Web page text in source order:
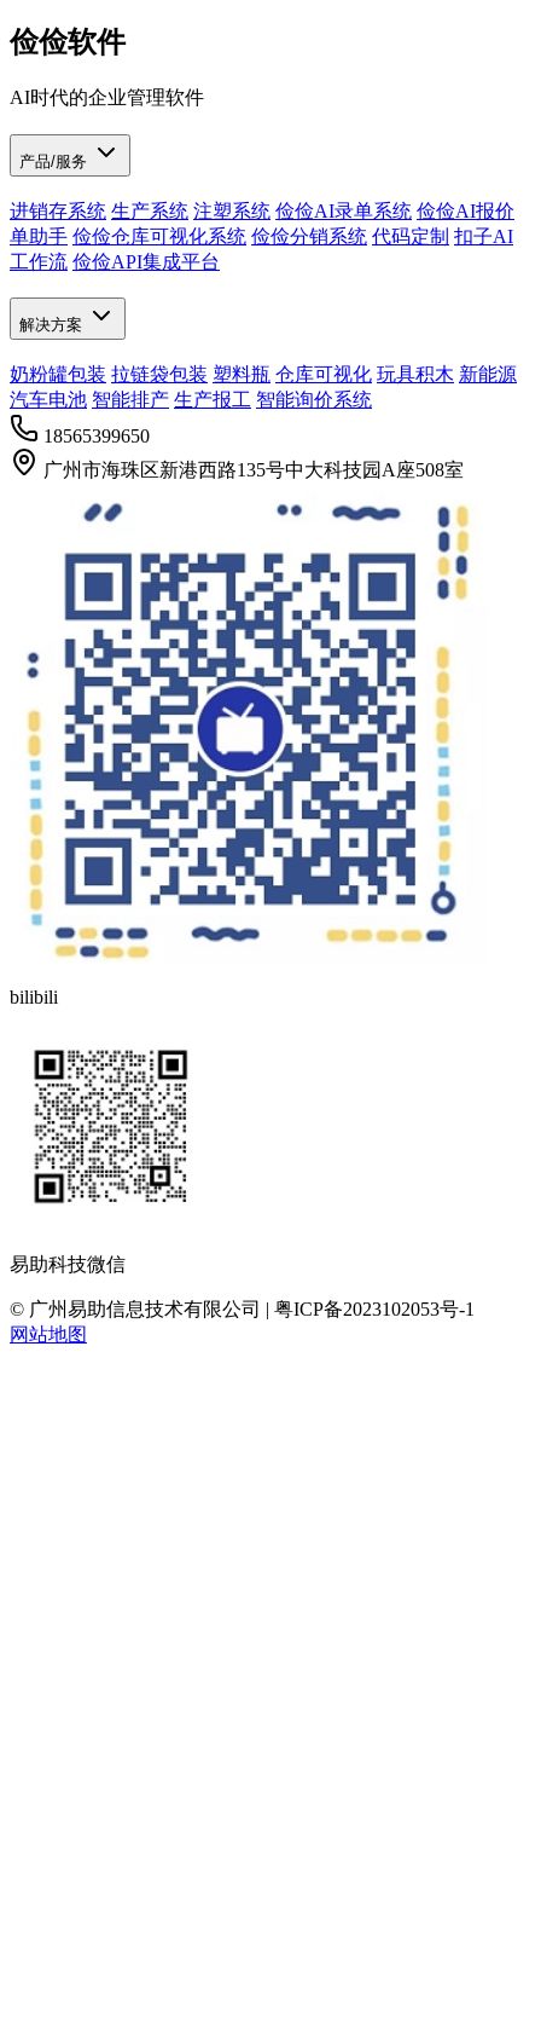
俭俭软件
AI时代的企业管理软件
产品/服务
进销存系统 生产系统 注塑系统 俭俭AI录单系统 俭俭AI报价
单助手 俭俭仓库可视化系统 俭俭分销系统 代码定制 扣子AI
工作流 俭俭API集成平台
解决方案
奶粉罐包装 拉链袋包装 塑料瓶 仓库可视化 玩具积木 新能源
汽车电池 智能排产 生产报工 智能询价系统
18565399650
广州市海珠区新港西路135号中大科技园A座508室
bilibili
易助科技微信
© 广州易助信息技术有限公司 | 粤ICP备2023102053号-1
网站地图